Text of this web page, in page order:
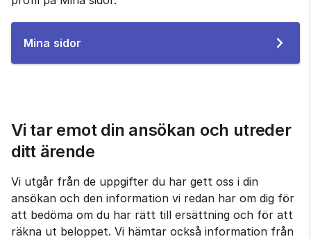
Mina sidor
Vi tar emot din ansökan och utreder
ditt ärende
Vi utgår från de uppgifter du har gett oss i din
ansökan och den information vi redan har om dig för
att bedöma om du har rätt till ersättning och för att
räkna ut beloppet. Vi hämtar också information från